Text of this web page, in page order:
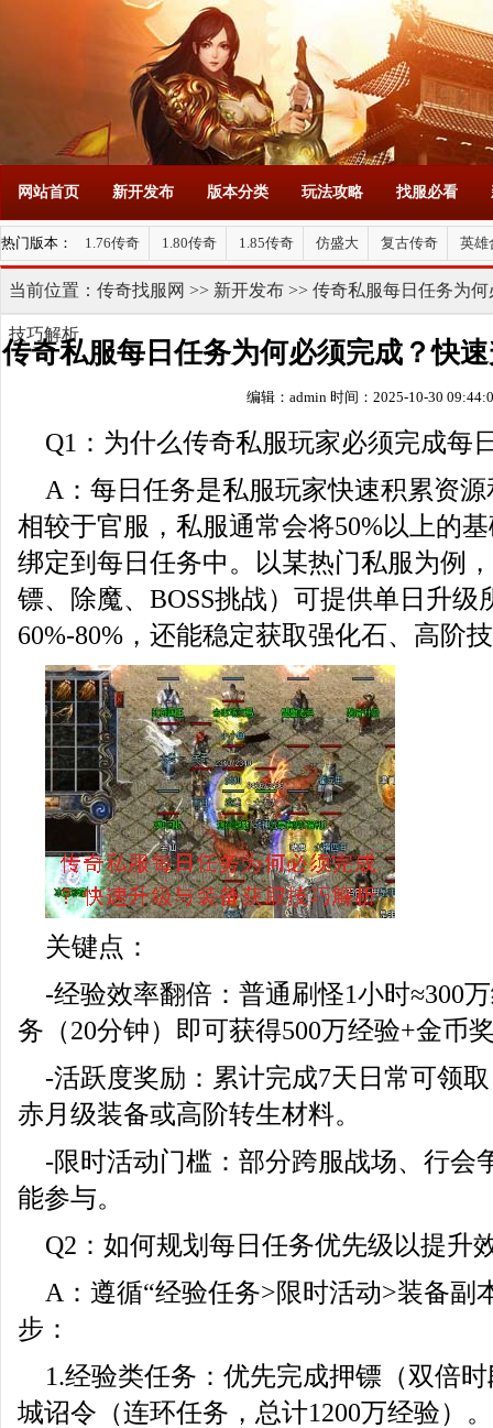
网站首页 新开发布 版本分类 玩法攻略 找服必看
热门版本： 1.76传奇 1.80传奇 1.85传奇 仿盛大 复古传奇 英雄
当前位置： 传奇找服网 >> 新开发布 >> 传奇私服每日任务为
技巧解析
传奇私服每日任务为何必须完成？快
解析
编辑：admin 时间：2025-10-30
Q1：为什么传奇私服玩家必须完成每
A：每日任务是私服玩家快速积累资
相较于官服，私服通常会将50%以上的
绑定到每日任务中。以某热门私服为例
镖、除魔、BOSS挑战）可提供单日升级
60%-80%，还能稳定获取强化石、高阶
关键点：
-经验效率翻倍：普通刷怪1小时≈300
务（20分钟）即可获得500万经验+金币
-活跃度奖励：累计完成7天日常可领
赤月级装备或高阶转生材料。
-限时活动门槛：部分跨服战场、行会
能参与。
Q2：如何规划每日任务优先级以提升
A：遵循“经验任务>限时活动>装备副
步：
1.经验类任务：优先完成押镖（双倍
城诏令（连环任务，总计1200万经验）。